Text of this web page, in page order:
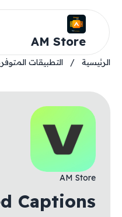
AM Store
الرئيسية / التطبيقات
AM Store
Captions